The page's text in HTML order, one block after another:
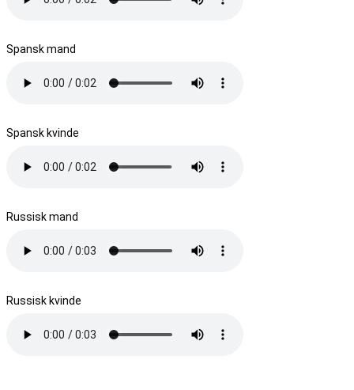
Spansk mand
Spansk kvinde
Russisk mand
Russisk kvinde